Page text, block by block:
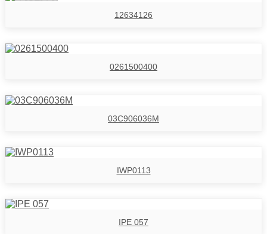
12634126
0261500400
03C906036M
IWP0113
IPE 057